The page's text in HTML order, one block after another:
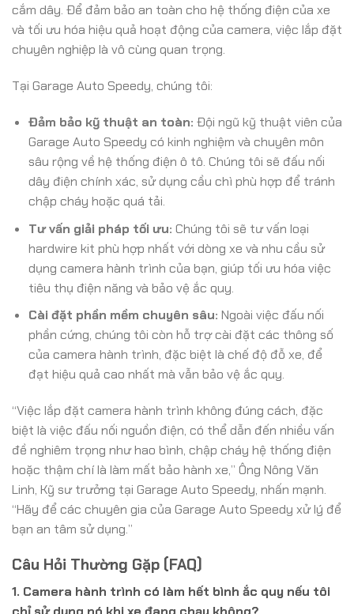
cắm dây. Để đảm bảo an toàn cho hệ thống điện của xe
và tối ưu hóa hiệu quả hoạt động của camera, việc lắp đặt
chuyên nghiệp là vô cùng quan trọng.
Tại Garage Auto Speedy, chúng tôi:
Đảm bảo kỹ thuật an toàn: Đội ngũ kỹ thuật viên của
Garage Auto Speedy có kinh nghiệm và chuyên môn
sâu rộng về hệ thống điện ô tô. Chúng tôi sẽ đấu nối
dây điện chính xác, sử dụng cầu chì phù hợp để tránh
chập cháy hoặc quá tải.
Tư vấn giải pháp tối ưu: Chúng tôi sẽ tư vấn loại
hardwire kit phù hợp nhất với dòng xe và nhu cầu sử
dụng camera hành trình của bạn, giúp tối ưu hóa việc
tiêu thụ điện năng và bảo vệ ắc quy.
Cài đặt phần mềm chuyên sâu: Ngoài việc đấu nối
phần cứng, chúng tôi còn hỗ trợ cài đặt các thông số
của camera hành trình, đặc biệt là chế độ đỗ xe, để
đạt hiệu quả cao nhất mà vẫn bảo vệ ắc quy.
“Việc lắp đặt camera hành trình không đúng cách, đặc
biệt là việc đấu nối nguồn điện, có thể dẫn đến nhiều vấn
đề nghiêm trọng như hao bình, chập cháy hệ thống điện
hoặc thậm chí là làm mất bảo hành xe,” Ông Nông Văn
Linh, Kỹ sư trưởng tại Garage Auto Speedy, nhấn mạnh.
“Hãy để các chuyên gia của Garage Auto Speedy xử lý để
bạn an tâm sử dụng.”
Câu Hỏi Thường Gặp (FAQ)
1. Camera hành trình có làm hết bình ắc quy nếu tôi